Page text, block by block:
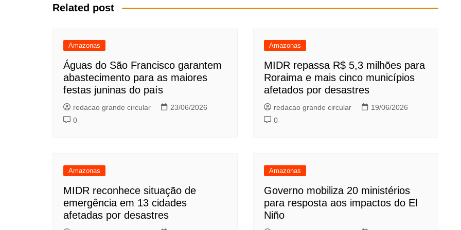
Post
Related post
Amazonas
Águas do São Francisco garantem
abastecimento para as maiores
festas juninas do país
redacao grande circular
23/06/2026
0
Amazonas
MIDR repassa R$ 5,3 milhões para
Roraima e mais cinco municípios
afetados por desastres
redacao grande circular
19/06/2026
0
Amazonas
MIDR reconhece situação de
emergência em 13 cidades
afetadas por desastres
Amazonas
Governo mobiliza 20 ministérios
para resposta aos impactos do El
Niño